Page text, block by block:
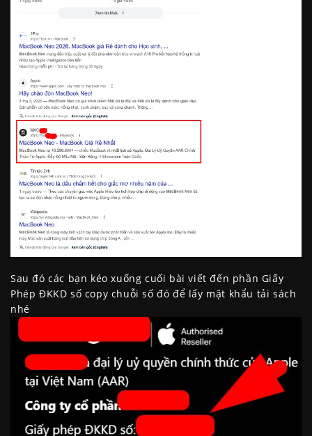
Sau đó các bạn kéo xuống cuối bài viết đến phần Giấy
Phép ĐKKD số copy chuỗi số đó để lấy mật khẩu tải sách
nhé